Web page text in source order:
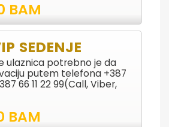
BAM
SEDENJE
ulaznica potrebno je da
putem telefona +387
66 11 22 99(Call, Viber,
BAM